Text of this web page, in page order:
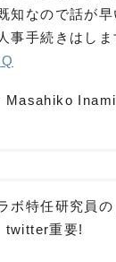
知なので話が
事手続きはしま
Masahiko
ボ特任研究員の
twitter重要!